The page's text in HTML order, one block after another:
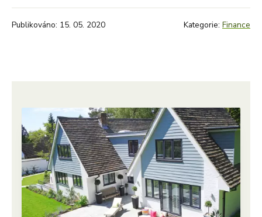
Publikováno: 15. 05. 2020 Kategorie: Finance